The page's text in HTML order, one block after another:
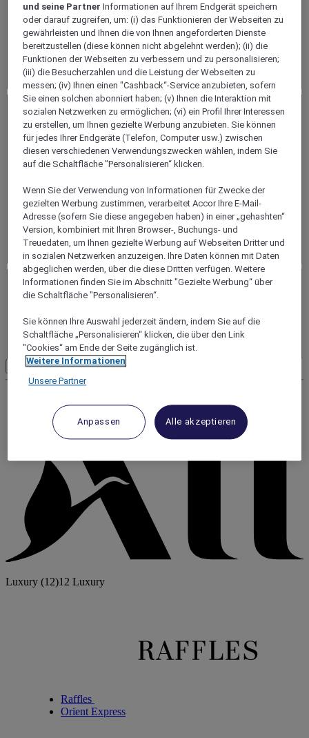
RT / TRUE
SC
Ihre Benutzerkennung ein 8 Zeichen (ohne das Präfix IA oder RT)
Zugangscode 10 Zeichen
Sie besitzen keine IATA/TIDS/CLIA/TRUE Code?
Pflichtangaben
Stelle Reiseziel, Hotelname
Check-In TT.MM.JJJJ
date
Name der gruppe Bezeichnung der Unterlagen, Gruppe...
Anzahl personen Mindestens 15
Anzahl zimmer (mindestens 8)
Doppelzimmer
Zweibettzimmer
Einzelzimmer
Dreibettzimmer
Ein Doppelbett und ein Einzelbett oder 3 Einzelbetten.
Suche
Luxury (12)12 Luxury
Raffles
Orient Express
und seine Partner Informationen auf Ihrem Endgerät speichern
oder darauf zugreifen, um: (i) das Funktionieren der Webseiten zu
gewährleisten und Ihnen die von Ihnen angeforderten Dienste
bereitzustellen (diese können nicht abgelehnt werden); (ii) die
Funktionen der Webseiten zu verbessern und zu personalisieren;
(iii) die Besucherzahlen und die Leistung der Webseiten zu
messen; (iv) Ihnen einen "Cashback“-Service anzubieten, sofern
Sie einen solchen abonniert haben; (v) Ihnen die Interaktion mit
sozialen Netzwerken zu ermöglichen; (vi) ein Profil Ihrer Interessen
zu erstellen, um Ihnen gezielte Werbung anzubieten. Sie können
für jedes Ihrer Endgeräte (Telefon, Computer usw.) zwischen
diesen verschiedenen Verwendungszwecken wählen, indem Sie
auf die Schaltfläche "Personalisieren“ klicken.
Wenn Sie der Verwendung von Informationen für Zwecke der
gezielten Werbung zustimmen, verarbeitet Accor Ihre E-Mail-
Adresse (sofern Sie diese angegeben haben) in einer „gehashten“
Version, kombiniert mit Ihren Browser-, Buchungs- und
Treuedaten, um Ihnen gezielte Werbung auf Webseiten Dritter und
in sozialen Netzwerken anzuzeigen. Ihre Daten können mit Daten
abgeglichen werden, über die diese Dritten verfügen. Weitere
Informationen finden Sie im Abschnitt "Gezielte Werbung“ über
die Schaltfläche "Personalisieren“.
Sie können Ihre Auswahl jederzeit ändern, indem Sie auf die
Schaltfläche „Personalisieren“ klicken, die über den Link
"Cookies“ am Ende der Seite zugänglich ist.
Weitere Informationen
Unsere Partner
Anpassen Alle akzeptieren